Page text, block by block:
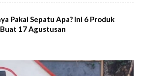
Pakai Sepatu Apa? Ini 6 Produk
17 Agustusan